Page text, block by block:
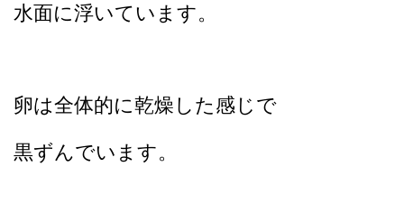
水面に浮いています。
卵は全体的に乾燥した感じで
黒ずんでいます。